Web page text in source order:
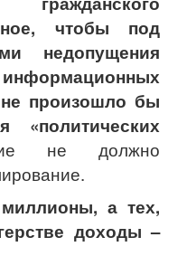
чтобы под
недопущения
не произошло бы
«политических
не должно
а тех,
доходы –